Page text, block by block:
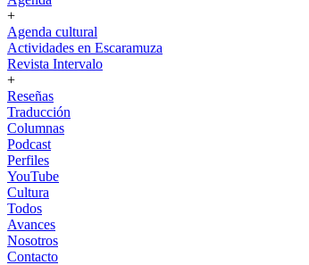
+
Agenda cultural
Actividades en Escaramuza
Revista Intervalo
+
Reseñas
Traducción
Columnas
Podcast
Perfiles
YouTube
Cultura
Todos
Avances
Nosotros
Contacto